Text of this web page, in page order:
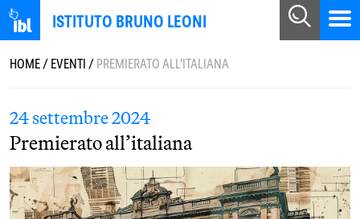
ISTITUTO BRUNO LEONI
HOME/EVENTI/PREMIERATO ALL’ITALIANA
24 settembre 2024
Premierato all’italiana